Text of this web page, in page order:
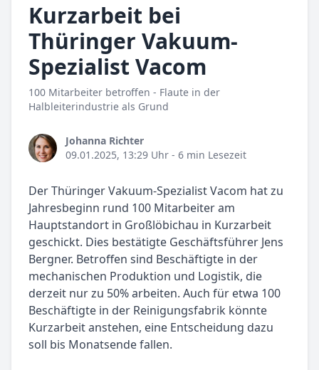
Kurzarbeit bei
Thüringer Vakuum-
Spezialist Vacom
100 Mitarbeiter betroffen - Flaute in der
Halbleiterindustrie als Grund
Johanna Richter
09.01.2025, 13:29 Uhr - 6 min Lesezeit
Der Thüringer Vakuum-Spezialist Vacom hat zu
Jahresbeginn rund 100 Mitarbeiter am
Hauptstandort in Großlöbichau in Kurzarbeit
geschickt. Dies bestätigte Geschäftsführer Jens
Bergner. Betroffen sind Beschäftigte in der
mechanischen Produktion und Logistik, die
derzeit nur zu 50% arbeiten. Auch für etwa 100
Beschäftigte in der Reinigungsfabrik könnte
Kurzarbeit anstehen, eine Entscheidung dazu
soll bis Monatsende fallen.